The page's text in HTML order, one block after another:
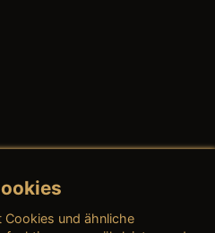
Cookies und ähnliche